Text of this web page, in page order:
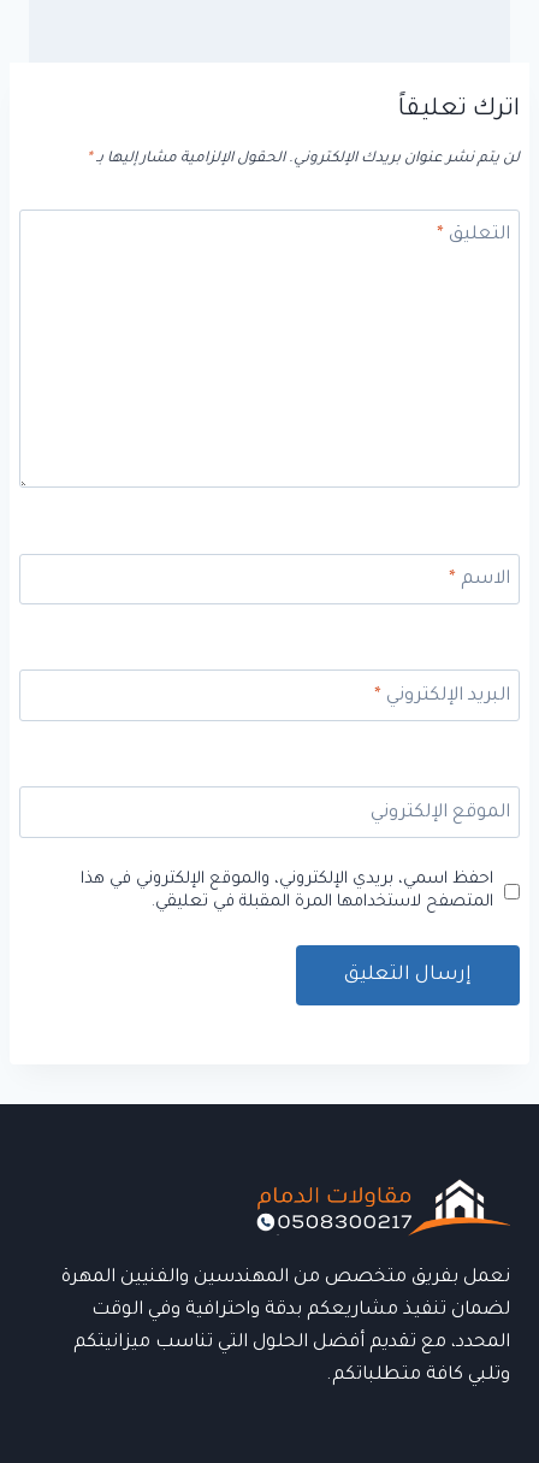
اترك تعليقاً
لن يتم نشر عنوان بريدك الإلكتروني. الحقول الإلزامية مشار إليها بـ*
التعليق*
الاسم*
البريد الإلكتروني*
الموقع الإلكتروني
احفظ اسمي، بريدي الإلكتروني، والموقع الإلكتروني في هذا
المتصفح لاستخدامها المرة المقبلة في تعليقي.
نعمل بفريق متخصص من المهندسين والفنيين المهرة
لضمان تنفيذ مشاريعكم بدقة واحترافية وفي الوقت
المحدد، مع تقديم أفضل الحلول التي تناسب ميزانيتكم
وتلبي كافة متطلباتكم.